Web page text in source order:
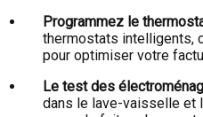
Programmez le
thermostats intelligents,
pour optimiser votre
Le test des
dans le lave-vaisselle et